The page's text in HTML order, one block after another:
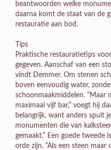
beantwoorden welke
daarna komt de staat van de
restauratie aan bod.
Tips
Praktische restauratietips
gegeven. Aanschaf van een
vindt Demmer. Om stenen
boven eenvoudig water,
schoonmaakmiddelen. “Maar
maximaal vijf bar,” voegt hij
belangrijk, want anders spuit
monumenten die van
gemaakt.” Een goede tweede
orde zijn. “Als een steen